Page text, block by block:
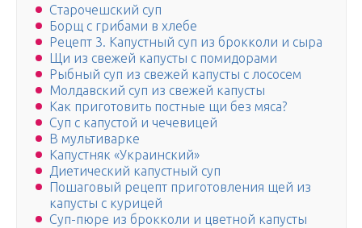
Старочешский суп
Борщ с грибами в хлебе
Рецепт 3. Капустный суп из брокколи и сыра
Щи из свежей капусты с помидорами
Рыбный суп из свежей капусты с лососем
Молдавский суп из свежей капусты
Как приготовить постные щи без мяса?
Суп с капустой и чечевицей
В мультиварке
Капустняк «Украинский»
Диетический капустный суп
Пошаговый рецепт приготовления щей из
капусты с курицей
Суп-пюре из брокколи и цветной капусты